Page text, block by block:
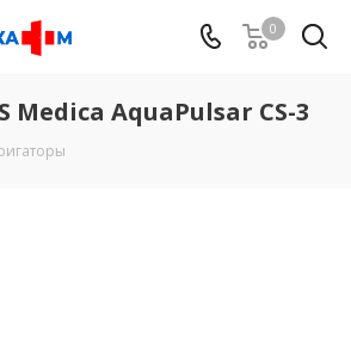
0
Medica AquaPulsar CS-3